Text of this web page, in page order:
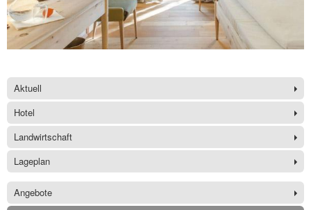
Aktuell
Hotel
Landwirtschaft
Lageplan
Angebote